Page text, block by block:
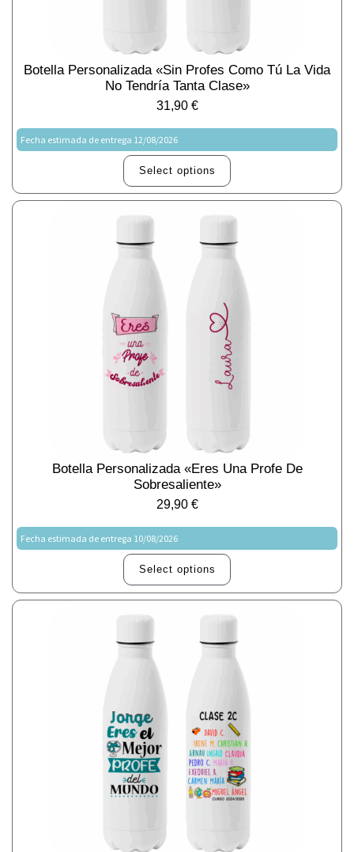
Botella Personalizada «sin Profes Como Tú La Vida
No Tendría Tanta Clase»
31,90 €
Fecha estimada de entrega 12/08/2026
Select options
Botella Personalizada «Eres Una Profe De
Sobresaliente»
29,90 €
Fecha estimada de entrega 10/08/2026
Select options